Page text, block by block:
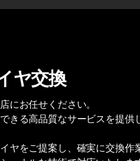
ヤ交換
にお任せください。
きる高品質なサービスを提供
ヤをご提案し、確実に交換作